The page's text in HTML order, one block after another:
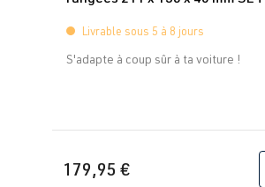
Livrable sous 5 à 8 jours
S'adapte à coup sûr à ta voiture !
179,95 €